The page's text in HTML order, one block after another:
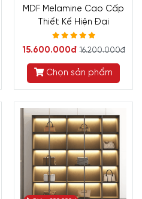
MDF Melamine Cao Cấp
Thiết Kế Hiện Đại
15.600.000đ 16.200.000đ
Chọn sản phẩm